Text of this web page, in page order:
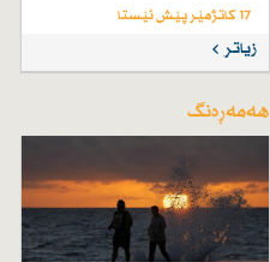
17 کاتژمێر پێش ئێستا
زیاتر
هەمەڕەنگ